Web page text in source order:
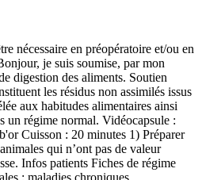
gastro-entérologie avant une coloscopie. Ces produits contiennent des fibres qui provoquent l’augmentation de l’activité intestinale. Bonjour, Voila ont a ete chez le dermato pour ma copine qui a de l'acnee importante depuis quelques mois, bien entendu ont a essayer toute la panoplie de creme etc avant le traitement avec le roacutan. Diverticulose : Le régime sans résidu peut-être intéressant afin de diminuer les risques de diverticulite. Régime sans résidu large : limiter les résidus alimentaires (fibres). Le régime sans résidu est une diète aux finalités thérapeutiques et amaigrissantes. Coloscopie : avant une coloscopie, le régime sans résidu est nécessaire afin de vider le colon de toute matière et ainsi permettre l'exploration. Conseils généraux – manger lentement, si possible dans le calme, en veillant à bien ... sans pulpe (3 verres par jour) sauf les jus de pommes et de pruneaux. Le but est de supprimer les fruits et les légumes entiers. REGIME SANS RESIDUS Les résidus représentent la fraction alimentaire non digérée devant être éliminée par les selles. Egalement en cas d'épisiotomie afin d'éviter le risque d'infection et de troubles de défécation. Le but du régime sans résidus est d’améliorer la tolérance digestive en diminuant le débit fécal et éventuellement en limitant certains symptômes attribuables … Il est notamment indiqué pour ceux qui ont des intestins sensibles. Le régime sans résidus permet de baisser la fréquence et le volume des selles tout en prolongeant la durée de digestion, dans le but de diminuer les risques d’irritation de la muqueuse du colon. Le régime sans résidu est souvent conseillé pour les personnes devant subir une coloscopie ou ayant une maladie du colon. Le régime sans résidu ou régime sans fibres est f